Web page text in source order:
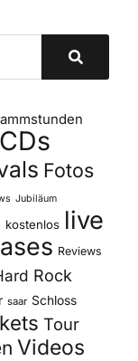
CDs
Fotos
Jubiläum
kostenlos live
Reviews
Rock
saar Schloss
Tour
Videos